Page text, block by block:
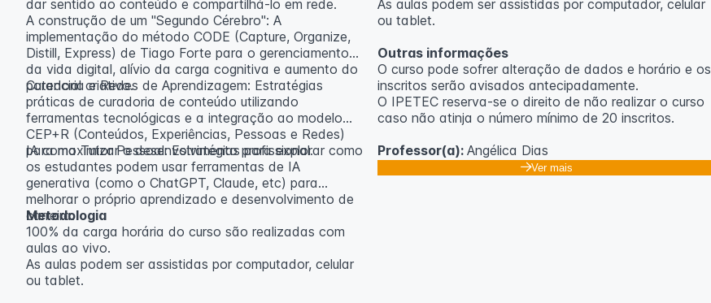
dar sentido ao conteúdo e compartilhá-lo em rede.
A construção de um "Segundo Cérebro": A
implementação do método CODE (Capture, Organize,
Distill, Express) de Tiago Forte para o gerenciamento
da vida digital, alívio da carga cognitiva e aumento do
potencial criativo.
Curadoria e Redes de Aprendizagem: Estratégias
práticas de curadoria de conteúdo utilizando
ferramentas tecnológicas e a integração ao modelo
CEP+R (Conteúdos, Experiências, Pessoas e Redes)
para maximizar o desenvolvimento profissional.
IA como Tutor Pessoal: Estratégias para explorar como
os estudantes podem usar ferramentas de IA
generativa (como o ChatGPT, Claude, etc) para
melhorar o próprio aprendizado e desenvolvimento de
carreira.
Metodologia
100% da carga horária do curso são realizadas com
aulas ao vivo.
As aulas podem ser assistidas por computador, celular
ou tablet.
As aulas podem ser assistidas por computador, celular
ou tablet.
Outras informações
O curso pode sofrer alteração de dados e horário e os
inscritos serão avisados ​​antecipadamente.
O IPETEC reserva-se o direito de não realizar o curso
caso não atinja o número mínimo de 20 inscritos.
Professor(a): Angélica Dias
Ver mais